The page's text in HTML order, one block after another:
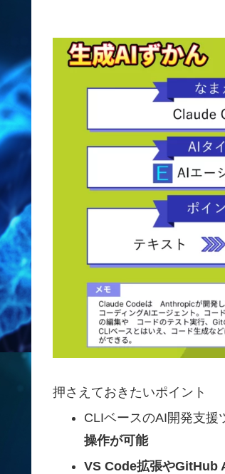
押さえておきたいポイント
CLIベースのAI開発支援
操作が可能
VS Code拡張やGitHub